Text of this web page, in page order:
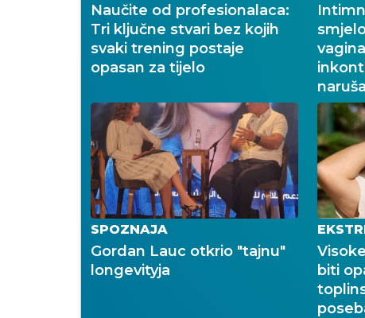
Naučite od profesionalaca:
Tri ključne stvari bez kojih
svaki trening postaje
opasan za tijelo
SPOZNAJA
Gordan Lauc otkrio "tajnu"
longevityja
biti